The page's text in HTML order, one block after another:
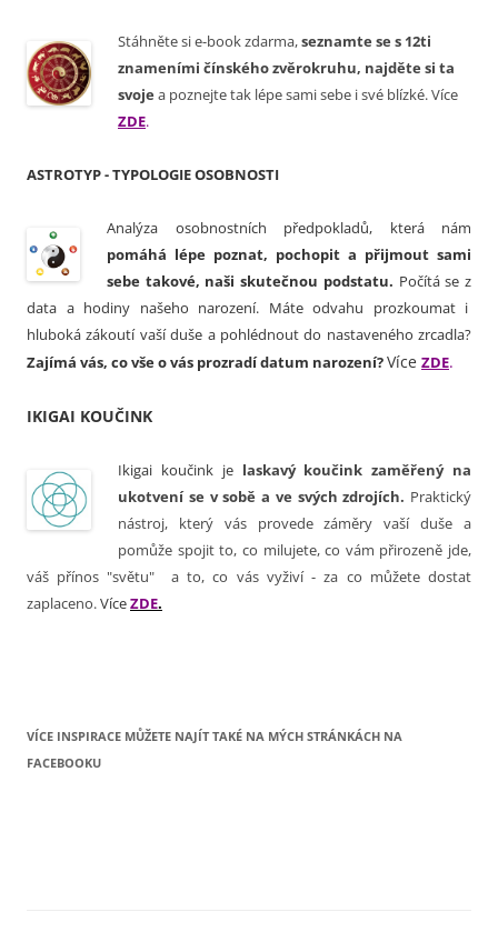
Stáhněte si e-book zdarma,seznamte se s 12ti
znameními čínského zvěrokruhu, najděte si ta
svoje a poznejte tak lépe sami sebe i své blízké. Více
ZDE.
ASTROTYP - TYPOLOGIE OSOBNOSTI
Analýza osobnostních předpokladů, která nám
pomáhá lépe poznat, pochopit a přijmout sami
sebe takové, naši skutečnou podstatu. Počítá se z
data a hodiny našeho narození. Máte odvahu prozkoumat i
hluboká zákoutí vaší duše a pohlédnout do nastaveného zrcadla?
Zajímá vás, co vše o vás prozradí datum narození?Více ZDE.
IKIGAI KOUČINK
Ikigai koučink je laskavý koučink zaměřený na
ukotvení se v sobě a ve svých zdrojích. Praktický
nástroj, který vás provede záměry vaší duše a
pomůže spojit to, co milujete, co vám přirozeně jde,
váš přínos "světu" a to, co vás vyživí - za co můžete dostat
zaplaceno.VíceZDE.
VÍCE INSPIRACE MŮŽETE NAJÍT TAKÉ NA MÝCH STRÁNKÁCH NA
FACEBOOKU